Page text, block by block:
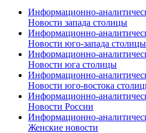
Информационно-
Новости запада столицы
Информационно-
Новости юго-запада столицы
Информационно-
Новости юга столицы
Информационно-
Новости юго-востока
Информационно-
Новости России
Информационно-
Женские новости